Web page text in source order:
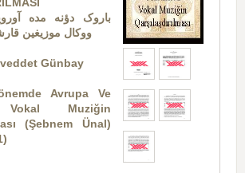
باروک دؤنه مده
ووکال موزیغین
Günbay
Avrupa Ve
Vokal Muziğin
(Şebnem Ünal)